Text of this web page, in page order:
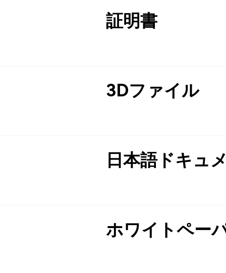
証明書
3Dファイル
日本語ドキュ
ホワイトペー